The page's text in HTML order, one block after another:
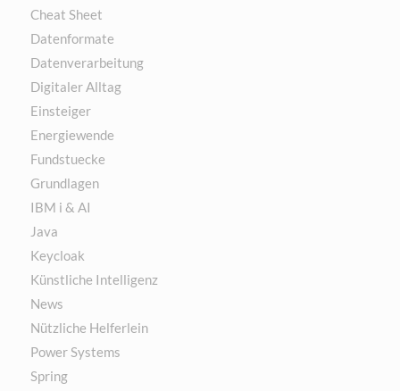
Cheat Sheet
Datenformate
Datenverarbeitung
Digitaler Alltag
Einsteiger
Energiewende
Fundstuecke
Grundlagen
IBM i & AI
Java
Keycloak
Künstliche Intelligenz
News
Nützliche Helferlein
Power Systems
Spring